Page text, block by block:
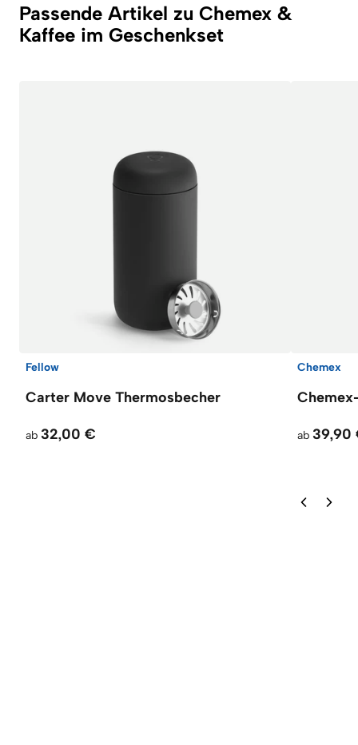
Passende Artikel zu Chemex &
Kaffee im Geschenkset
Fellow
Carter Move Thermosbecher
ab 32,00 €
Chemex
ab 39,90